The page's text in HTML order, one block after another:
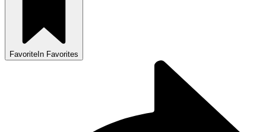
Favorite In Favorites